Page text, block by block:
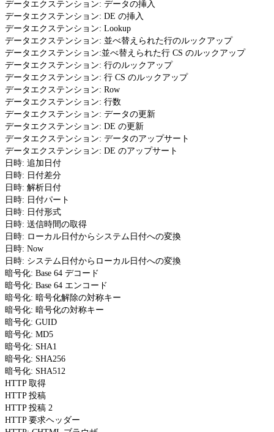
データエクステンション: データの挿入
データエクステンション: DE の挿入
データエクステンション: Lookup
データエクステンション: 並べ替えられた行のルックアップ
データエクステンション:並べ替えられた行 CS のルックアップ
データエクステンション: 行のルックアップ
データエクステンション: 行 CS のルックアップ
データエクステンション: Row
データエクステンション: 行数
データエクステンション: データの更新
データエクステンション: DE の更新
データエクステンション: データのアップサート
データエクステンション: DE のアップサート
日時: 追加日付
日時: 日付差分
日時: 解析日付
日時: 日付パート
日時: 日付形式
日時: 送信時間の取得
日時: ローカル日付からシステム日付への変換
日時: Now
日時: システム日付からローカル日付への変換
暗号化: Base 64 デコード
暗号化: Base 64 エンコード
暗号化: 暗号化解除の対称キー
暗号化: 暗号化の対称キー
暗号化: GUID
暗号化: MD5
暗号化: SHA1
暗号化: SHA256
暗号化: SHA512
HTTP 取得
HTTP 投稿
HTTP 投稿 2
HTTP 要求ヘッダー